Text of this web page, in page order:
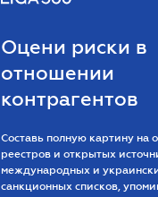
Оцени риски в
отношении
контрагентов
Составь полную картину на
реестров и открытых
международных и
санкционных списков,